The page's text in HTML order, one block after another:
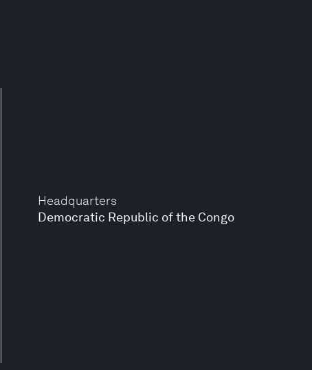
Headquarters
Democratic Republic of the Congo